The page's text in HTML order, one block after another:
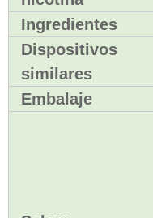
Ingredientes
Dispositivos
similares
Embalaje